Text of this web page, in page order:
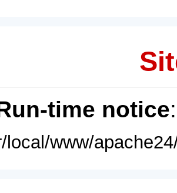
time notice
local/www/